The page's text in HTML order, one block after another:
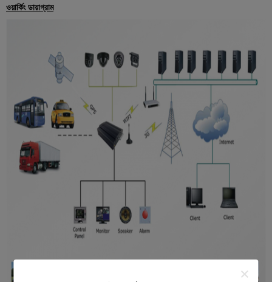
ওয়ার্কিং ডায়াগ্রাম